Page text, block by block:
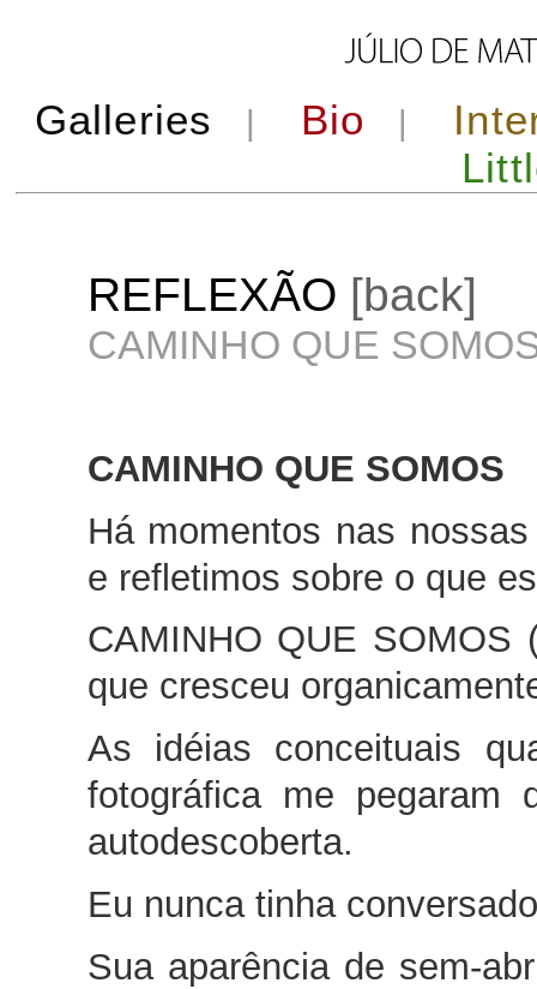
Galleries | Bio |
REFLEXÃO [back]
CAMINHO QUE
CAMINHO QUE SOMOS
Há momentos nas
e refletimos sobre o que
CAMINHO QUE SOMOS
que cresceu
As idéias conceituais
fotográfica me pegaram
autodescoberta.
Eu nunca tinha
Sua aparência de sem-